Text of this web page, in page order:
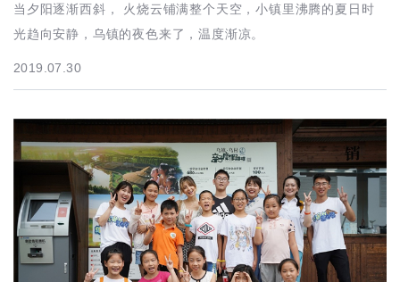
当夕阳逐渐西斜， 火烧云铺满整个天空，小镇里沸腾的夏日时
光趋向安静，乌镇的夜色来了，温度渐凉。
2019.07.30